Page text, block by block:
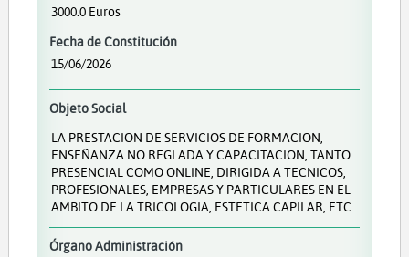
3000.0 Euros
Fecha de Constitución
15/06/2026
Objeto Social
LA PRESTACION DE SERVICIOS DE FORMACION,
ENSEÑANZA NO REGLADA Y CAPACITACION, TANTO
PRESENCIAL COMO ONLINE, DIRIGIDA A TECNICOS,
PROFESIONALES, EMPRESAS Y PARTICULARES EN EL
AMBITO DE LA TRICOLOGIA, ESTETICA CAPILAR, ETC
Órgano Administración